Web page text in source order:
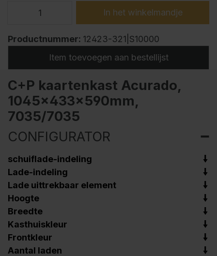
In het winkelmandje
Productnummer: 12423-321|S10000
Item toevoegen aan bestellijst
C+P kaartenkast Acurado,
1045x433x590mm,
7035/7035
CONFIGURATOR
schuiflade-indeling
Lade-indeling
Lade uittrekbaar element
Hoogte
Breedte
Kasthuiskleur
Frontkleur
Aantal laden